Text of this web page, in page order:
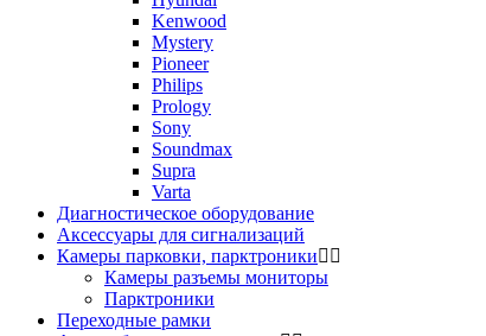
Kenwood
Mystery
Pioneer
Philips
Prology
Sony
Soundmax
Supra
Varta
Диагностическое оборудование
Аксессуары для сигнализаций
Камеры парковки, парктроники
Камеры разъемы мониторы
Парктроники
Переходные рамки